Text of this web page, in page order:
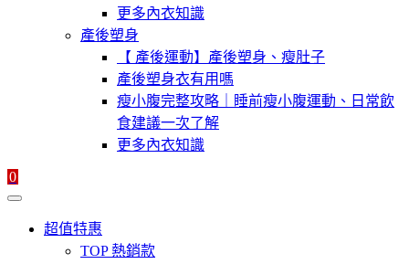
更多內衣知識
產後塑身
【 產後運動】產後塑身、瘦肚子
產後塑身衣有用嗎
瘦小腹完整攻略｜睡前瘦小腹運動、日常飲
食建議一次了解
更多內衣知識
0
超值特惠
TOP 熱銷款